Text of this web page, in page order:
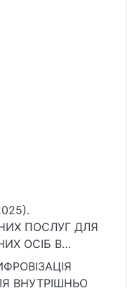
ПОСЛУГ ДЛЯ
ОСІБ В
ТА
Taras
ВНУТРІШНЬО